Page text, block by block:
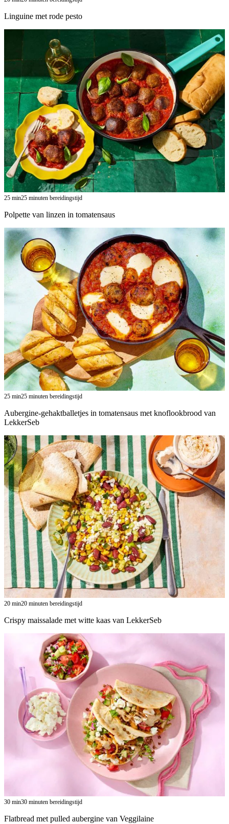
Linguine met rode pesto
25 min25 minuten bereidingstijd
Polpette van linzen in tomatensaus
25 min25 minuten bereidingstijd
Aubergine-gehaktballetjes in tomatensaus met knoflookbrood van
LekkerSeb
20 min20 minuten bereidingstijd
Crispy maissalade met witte kaas van LekkerSeb
30 min30 minuten bereidingstijd
Flatbread met pulled aubergine van Veggilaine